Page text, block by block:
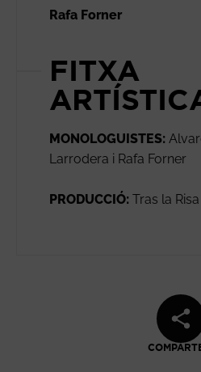
Rafa Forner
FITXA
MONOLOGUISTES:
Larrodera i Rafa Forner
PRODUCCIÓ: Tras la Risa